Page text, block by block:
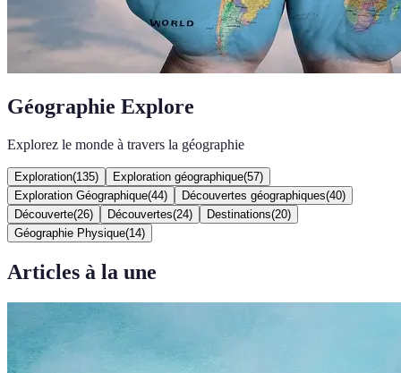
Géographie Explore
Explorez le monde à travers la géographie
Exploration(135) Exploration géographique(57)
Exploration Géographique(44) Découvertes géographiques(40)
Découverte(26) Découvertes(24) Destinations(20)
Géographie Physique(14)
Articles à la une